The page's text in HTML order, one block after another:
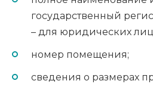
государственный
– для юридических
номер помещения;
сведения о размерах